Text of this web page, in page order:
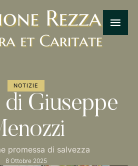
NOTIZIE
di Giuseppe
promessa di salvezza
8 Ottobre 2025